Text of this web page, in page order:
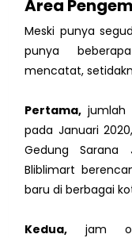
Area
Meski punya
punya
mencatat,
Pertama, jumlah
pada Januari
Gedung Sarana
Bliblimart
baru di berbagai
Kedua, jam